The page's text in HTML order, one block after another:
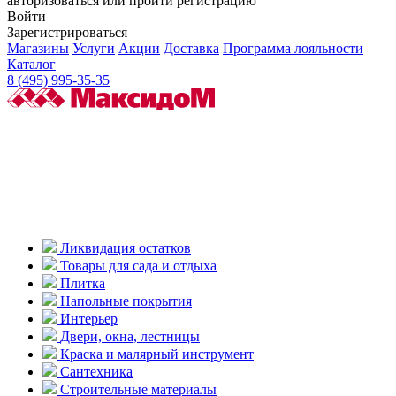
Войти
Зарегистрироваться
Магазины Услуги Акции Доставка Программа лояльности
Каталог
8 (495) 995-35-35
Ликвидация остатков
Товары для сада и отдыха
Плитка
Напольные покрытия
Интерьер
Двери, окна, лестницы
Краска и малярный инструмент
Сантехника
Строительные материалы